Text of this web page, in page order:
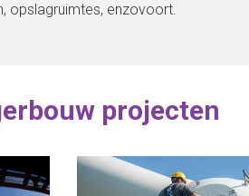
opslagruimtes, enzovoort.
projecten